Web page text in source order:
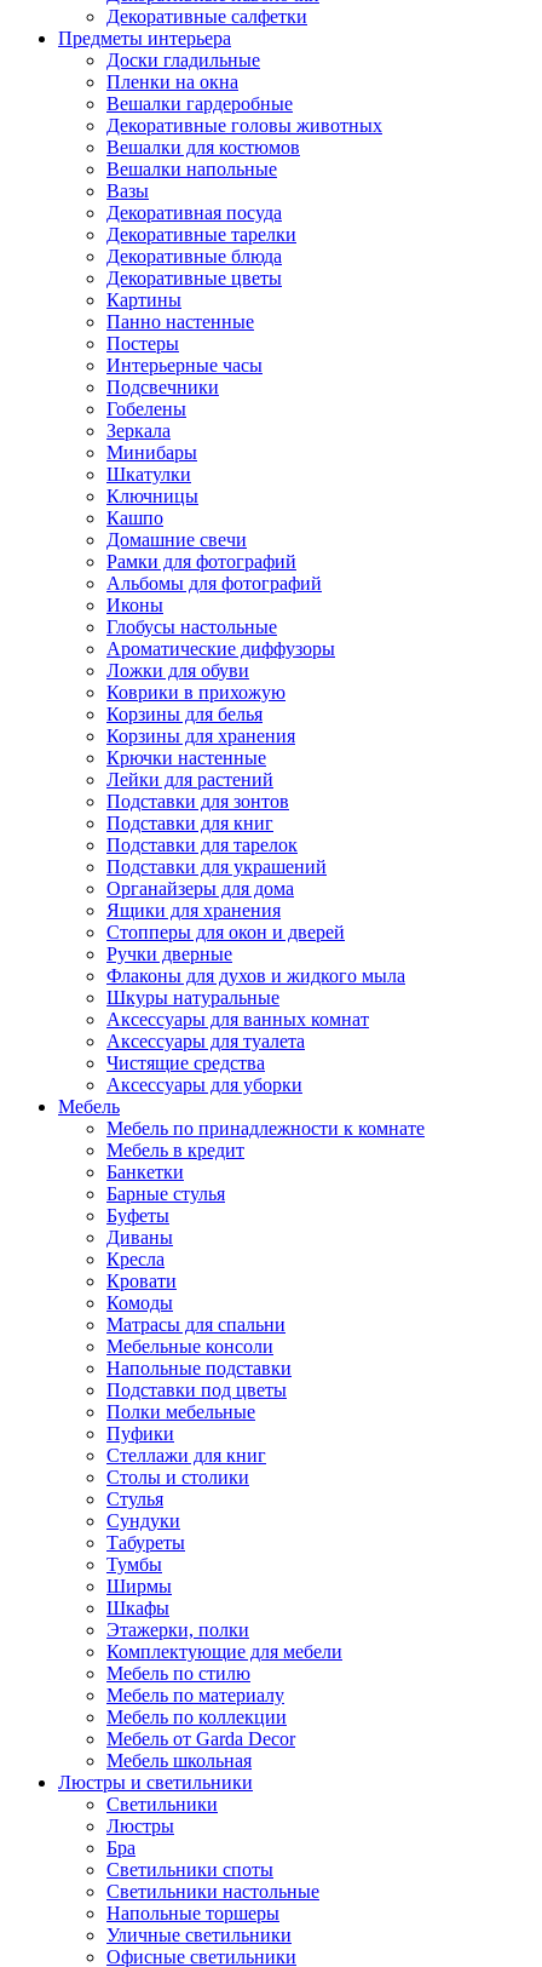
Декоративные салфетки
Предметы интерьера
Доски гладильные
Пленки на окна
Вешалки гардеробные
Декоративные головы животных
Вешалки для костюмов
Вешалки напольные
Вазы
Декоративная посуда
Декоративные тарелки
Декоративные блюда
Декоративные цветы
Картины
Панно настенные
Постеры
Интерьерные часы
Подсвечники
Гобелены
Зеркала
Минибары
Шкатулки
Ключницы
Кашпо
Домашние свечи
Рамки для фотографий
Альбомы для фотографий
Иконы
Глобусы настольные
Ароматические диффузоры
Ложки для обуви
Коврики в прихожую
Корзины для белья
Корзины для хранения
Крючки настенные
Лейки для растений
Подставки для зонтов
Подставки для книг
Подставки для тарелок
Подставки для украшений
Органайзеры для дома
Ящики для хранения
Стопперы для окон и дверей
Ручки дверные
Флаконы для духов и жидкого мыла
Шкуры натуральные
Аксессуары для ванных комнат
Аксессуары для туалета
Чистящие средства
Аксессуары для уборки
Мебель
Мебель по принадлежности к комнате
Мебель в кредит
Банкетки
Барные стулья
Буфеты
Диваны
Кресла
Кровати
Комоды
Матрасы для спальни
Мебельные консоли
Напольные подставки
Подставки под цветы
Полки мебельные
Пуфики
Стеллажи для книг
Столы и столики
Стулья
Сундуки
Табуреты
Тумбы
Ширмы
Шкафы
Этажерки, полки
Комплектующие для мебели
Мебель по стилю
Мебель по материалу
Мебель по коллекции
Мебель от Garda Decor
Мебель школьная
Люстры и светильники
Светильники
Люстры
Бра
Светильники споты
Светильники настольные
Напольные торшеры
Уличные светильники
Офисные светильники